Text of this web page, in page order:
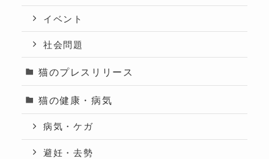
イベント
社会問題
猫のプレスリリース
猫の健康・病気
病気・ケガ
避妊・去勢